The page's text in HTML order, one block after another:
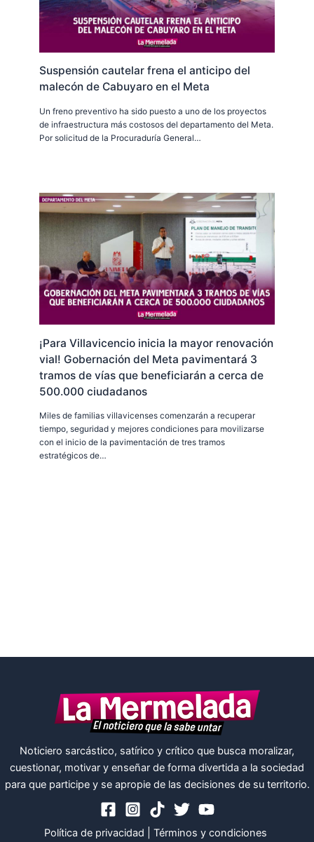
Suspensión cautelar frena el anticipo del
malecón de Cabuyaro en el Meta
Un freno preventivo ha sido puesto a uno de los proyectos
de infraestructura más costosos del departamento del Meta.
Por solicitud de la Procuraduría General…
¡Para Villavicencio inicia la mayor renovación
vial! Gobernación del Meta pavimentará 3
tramos de vías que beneficiarán a cerca de
500.000 ciudadanos
Miles de familias villavicenses comenzarán a recuperar
tiempo, seguridad y mejores condiciones para movilizarse
con el inicio de la pavimentación de tres tramos
estratégicos de…
Noticiero sarcástico, satírico y crítico que busca moralizar,
cuestionar, motivar y enseñar de forma divertida a la sociedad
para que participe y se apropie de las decisiones de su territorio.
Política de privacidad Términos y condiciones